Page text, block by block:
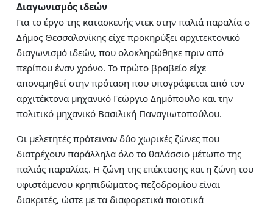
Διαγωνισμός ιδεών
Για το έργο της κατασκευής ντεκ στην παλιά παραλία ο
Δήμος Θεσσαλονίκης είχε προκηρύξει αρχιτεκτονικό
διαγωνισμό ιδεών, που ολοκληρώθηκε πριν από
περίπου έναν χρόνο. Το πρώτο βραβείο είχε
απονεμηθεί στην πρόταση που υπογράφεται από τον
αρχιτέκτονα μηχανικό Γεώργιο Δημόπουλο και την
πολιτικό μηχανικό Βασιλική Παναγιωτοπούλου.
Οι μελετητές πρότειναν δύο χωρικές ζώνες που
διατρέχουν παράλληλα όλο το θαλάσσιο μέτωπο της
παλιάς παραλίας. Η ζώνη της επέκτασης και η ζώνη του
υφιστάμενου κρηπιδώματος-πεζοδρομίου είναι
διακριτές, ώστε με τα διαφορετικά ποιοτικά